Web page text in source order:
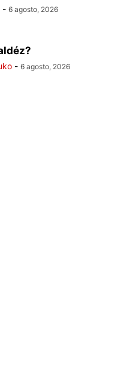
- 6 agosto, 2026
- 6 agosto, 2026